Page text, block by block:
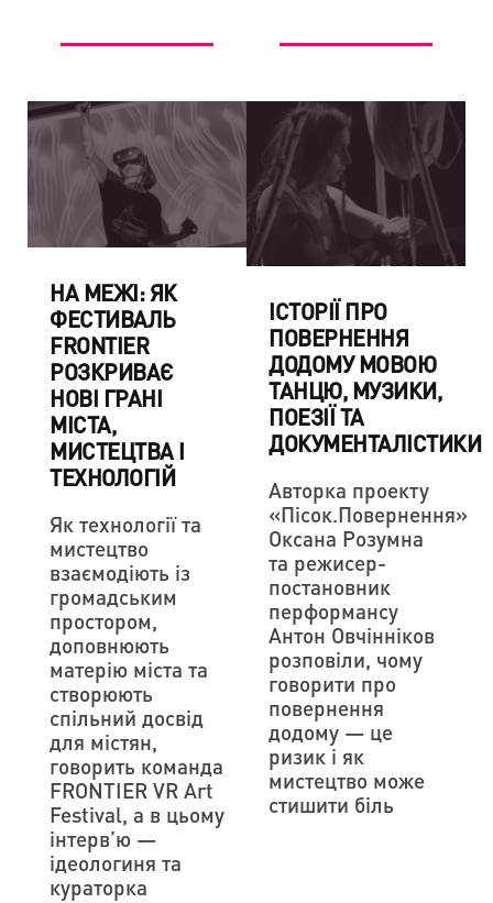
НА МЕЖІ: ЯК
ФЕСТИВАЛЬ
FRONTIER
РОЗКРИВАЄ
НОВІ ГРАНІ
МІСТА,
МИСТЕЦТВА І
ТЕХНОЛОГІЙ
Як технології та
мистецтво
взаємодіють із
громадським
простором,
доповнюють
матерію міста та
створюють
спільний досвід
для містян,
говорить команда
FRONTIER VR Art
Festival, а в цьому
інтерв’ю —
ідеологиня та
кураторка
ІСТОРІЇ ПРО
ПОВЕРНЕННЯ
ДОДОМУ МОВОЮ
ТАНЦЮ, МУЗИКИ,
ПОЕЗІЇ ТА
ДОКУМЕНТАЛІСТИКИ
Авторка проекту
«Пісок.Повернення»
Оксана Розумна
та режисер-
постановник
перформансу
Антон Овчінніков
розповіли, чому
говорити про
повернення
додому — це
ризик і як
мистецтво може
стишити біль